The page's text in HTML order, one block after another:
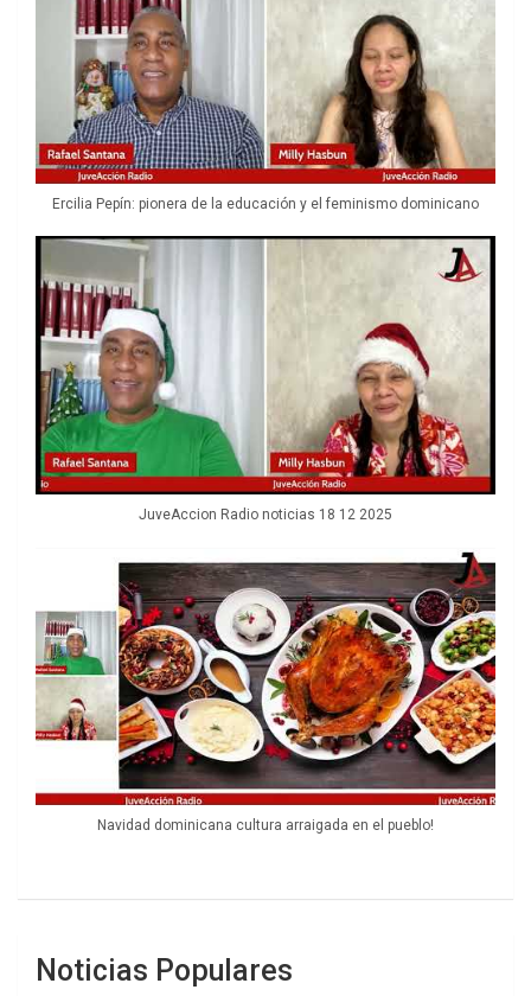
Ercilia Pepín: pionera de la educación y el feminismo dominicano
JuveAccion Radio noticias 18 12 2025
Navidad dominicana cultura arraigada en el pueblo!
Noticias Populares